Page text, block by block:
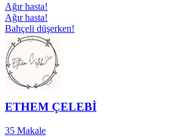
Ağır hasta!
Ağır hasta!
Bahçeli düşerken!
ETHEM ÇELEBİ
35 Makale